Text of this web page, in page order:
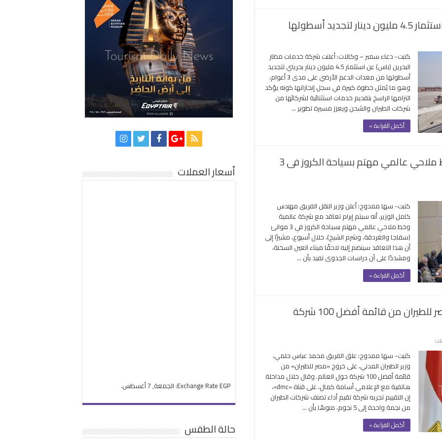
أسطولها
كتبت- دعاء سمير – وكالات: أعلنت شركة خدمات مطار
البحرين (باس) عن استثمار 4.5 مليون دينار بحريني لتجديد
أسطولها من معدات الدعم الأرضي على مدى 3 أعوام،
وهو ما يُمثل خطوة كبيرة في سجل إنجازاتها كونه يؤكد
التزامها الراسخ بتقديم خدمات استثنائية لشركائها من
شركات الطيران والشحن ويعزز مسيرة تطوير …
أكمل القراءة »
وزير النقل: التعاقد مع شركة وخط ملاحي عالمي مهتم بسياحة الكروز فى 3
كتبت- سها ممدوح: أعلن وزير النقل الفريق مهندس
كامل الوزير، أنه سيتم إبرام تعاقد مع شركة عالمية
وخط ملاحي عالمي مهتم بسياحة الكروز في 3 موانئ
(سفاجا والغردقة، وشرم الشيخ)، خلال أسبوع، مشيرًا إلى
أن هذا التعاقد سينضم إليه لاحقًا ميناء العين السخنة،
ومشددًا على أن دراسات الجدوى تفيد بأن …
أكمل القراءة »
ماذا قال وزير الطيران عن خروج مصر للطيران من قائمة أفضل 100 شركة
ماذا
وزير
الطيران
عن
من
كتبت- سها ممدوح: علق الفريق محمد عباس حلمي،
وزير الطيران المدني، على خروج «مصر للطيران» من
قائمة أفضل 100 شركة حول العالم. وقال خلال مداخلة
هاتفية مع الإعلامي أسامة كمال، على قناة «dmc»،
إن التقييم تجريه شركة تقيم أداء تصنف شركات الطيران
من نجمة واحدة إلى 5 نجوم، منوهًا بأن …
أكمل القراءة »
أسعار العملات
Exchange Rate EGP : الجمعة, 7 أغسطس.
حالة الطقس